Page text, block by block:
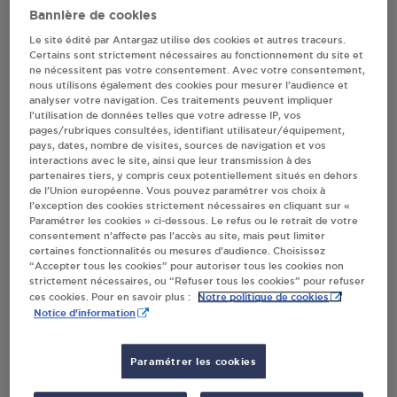
Villes
DISTRIBUTEUR AUTOMATIQUE 24/24
LECLERC COULOMMIERS
BOULEVARD DE LA MARNE
77120 COULOMMIERS
S'Y RENDRE
RELAIS TOTAL BELMAS PATRICK
COULOMMIERS
21 AVENUE VICTOR HUGO
77120COULOMMIERS
Bannière de cookies
Le site édité par Antargaz utilise des cookies et autres traceurs.
Certains sont strictement nécessaires au fonctionnement du site et
ne nécessitent pas votre consentement. Avec votre consentement,
nous utilisons également des cookies pour mesurer l’audience et
analyser votre navigation. Ces traitements peuvent impliquer
l’utilisation de données telles que votre adresse IP, vos
pages/rubriques consultées, identifiant utilisateur/équipement,
pays, dates, nombre de visites, sources de navigation et vos
interactions avec le site, ainsi que leur transmission à des
partenaires tiers, y compris ceux potentiellement situés en dehors
de l’Union européenne. Vous pouvez paramétrer vos choix à
l’exception des cookies strictement nécessaires en cliquant sur «
Paramétrer les cookies » ci-dessous. Le refus ou le retrait de votre
consentement n’affecte pas l’accès au site, mais peut limiter
certaines fonctionnalités ou mesures d’audience. Choisissez
“Accepter tous les cookies” pour autoriser tous les cookies non
strictement nécessaires, ou “Refuser tous les cookies” pour refuser
ces cookies. Pour en savoir plus :
Notre politique de cookies
Notice d'information
Paramétrer les cookies